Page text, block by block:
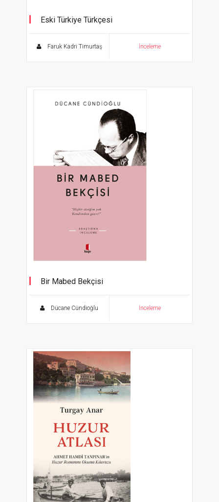
Eski Türkiye Türkçesi
Faruk Kadri Timurtaş İnceleme
Bir Mabed Bekçisi
Dücane Cündioğlu İnceleme